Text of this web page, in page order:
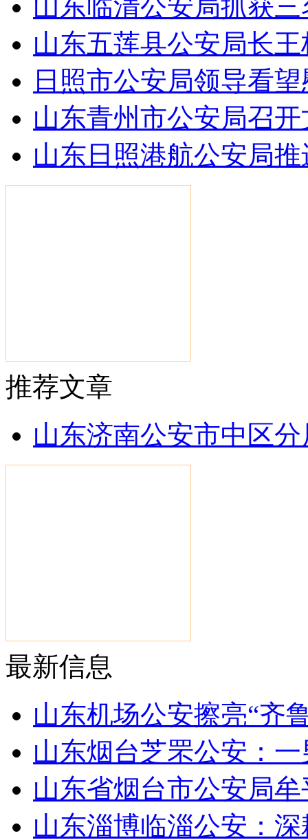
山东临清公安局抓获
山东五莲县公安局长
日照市公安局领导看
山东青州市公安局召
山东日照港航公安局
推荐文章
山东济南公安市中区
最新信息
山东机场公安擦亮“齐
山东烟台芝罘公安：
山东省烟台市公安局
山东淄博临淄公安：